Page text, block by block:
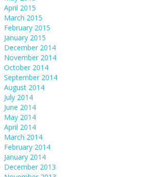
April 2015
March 2015
February 2015
January 2015
December 2014
November 2014
October 2014
September 2014
August 2014
July 2014
June 2014
May 2014
April 2014
March 2014
February 2014
January 2014
December 2013